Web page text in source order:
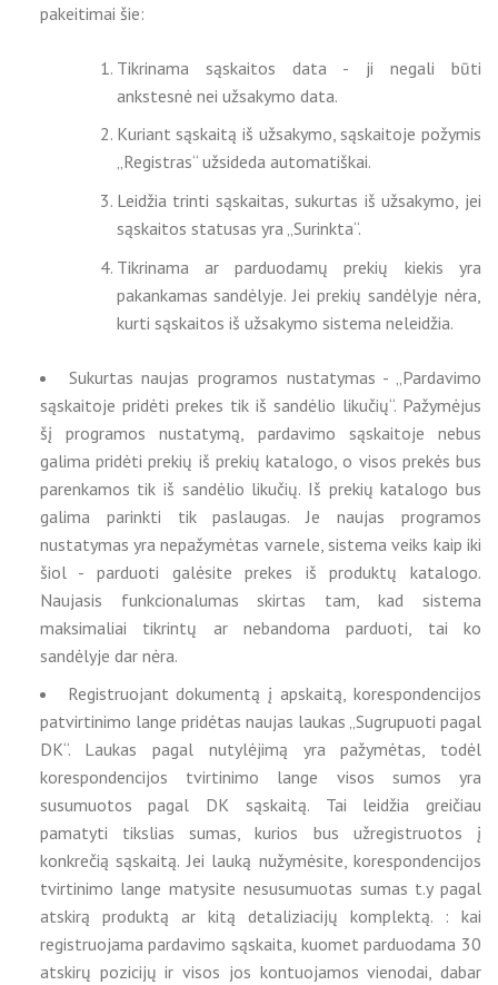
pakeitimai šie:
Tikrinama sąskaitos data - ji negali būti
ankstesnė nei užsakymo data.
Kuriant sąskaitą iš užsakymo, sąskaitoje požymis
„Registras“ užsideda automatiškai.
Leidžia trinti sąskaitas, sukurtas iš užsakymo, jei
sąskaitos statusas yra „Surinkta“.
Tikrinama ar parduodamų prekių kiekis yra
pakankamas sandėlyje. Jei prekių sandėlyje nėra,
kurti sąskaitos iš užsakymo sistema neleidžia.
Sukurtas naujas programos nustatymas - „Pardavimo
sąskaitoje pridėti prekes tik iš sandėlio likučių“. Pažymėjus
šį programos nustatymą, pardavimo sąskaitoje nebus
galima pridėti prekių iš prekių katalogo, o visos prekės bus
parenkamos tik iš sandėlio likučių. Iš prekių katalogo bus
galima parinkti tik paslaugas. Je naujas programos
nustatymas yra nepažymėtas varnele, sistema veiks kaip iki
šiol - parduoti galėsite prekes iš produktų katalogo.
Naujasis funkcionalumas skirtas tam, kad sistema
maksimaliai tikrintų ar nebandoma parduoti, tai ko
sandėlyje dar nėra.
Registruojant dokumentą į apskaitą, korespondencijos
patvirtinimo lange pridėtas naujas laukas „Sugrupuoti pagal
DK“. Laukas pagal nutylėjimą yra pažymėtas, todėl
korespondencijos tvirtinimo lange visos sumos yra
susumuotos pagal DK sąskaitą. Tai leidžia greičiau
pamatyti tikslias sumas, kurios bus užregistruotos į
konkrečią sąskaitą. Jei lauką nužymėsite, korespondencijos
tvirtinimo lange matysite nesusumuotas sumas t.y pagal
atskirą produktą ar kitą detaliziacijų komplektą. : kai
registruojama pardavimo sąskaita, kuomet parduodama 30
atskirų pozicijų ir visos jos kontuojamos vienodai, dabar